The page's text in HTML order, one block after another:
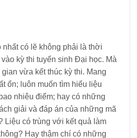
có lẽ không phải là thời
kỳ thi tuyển sinh Đại học. Mà
vừa kết thúc kỳ thi. Mang
ổn; luôn muốn tìm hiểu liệu
nhiêu điểm; hay có những
giải và đáp án của những mã
Liệu có trùng với kết quả làm
Hay thậm chí có những